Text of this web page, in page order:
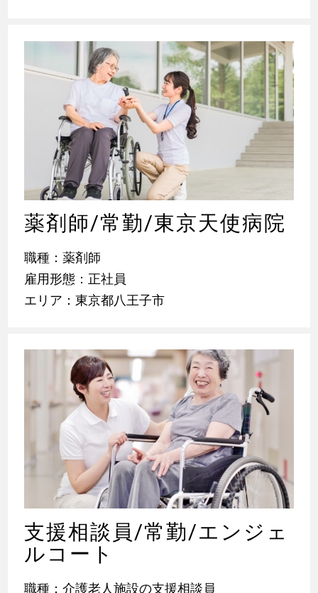
薬剤師/常勤/東京天使病院
職種：薬剤師
雇用形態：正社員
エリア：東京都八王子市
支援相談員/常勤/エンジェ
ルコート
職種：介護老人施設の支援相談員